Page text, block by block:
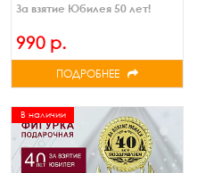
За взятие Юбилея 50 лет!
990 р.
ПОДРОБНЕЕ
В наличии